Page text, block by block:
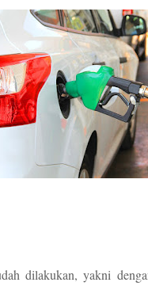
dilakukan, yakni